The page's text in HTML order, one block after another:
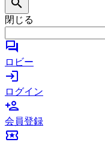
search
閉じる
forum
ロビー
login
ログイン
person_add
会員登録
local_activity